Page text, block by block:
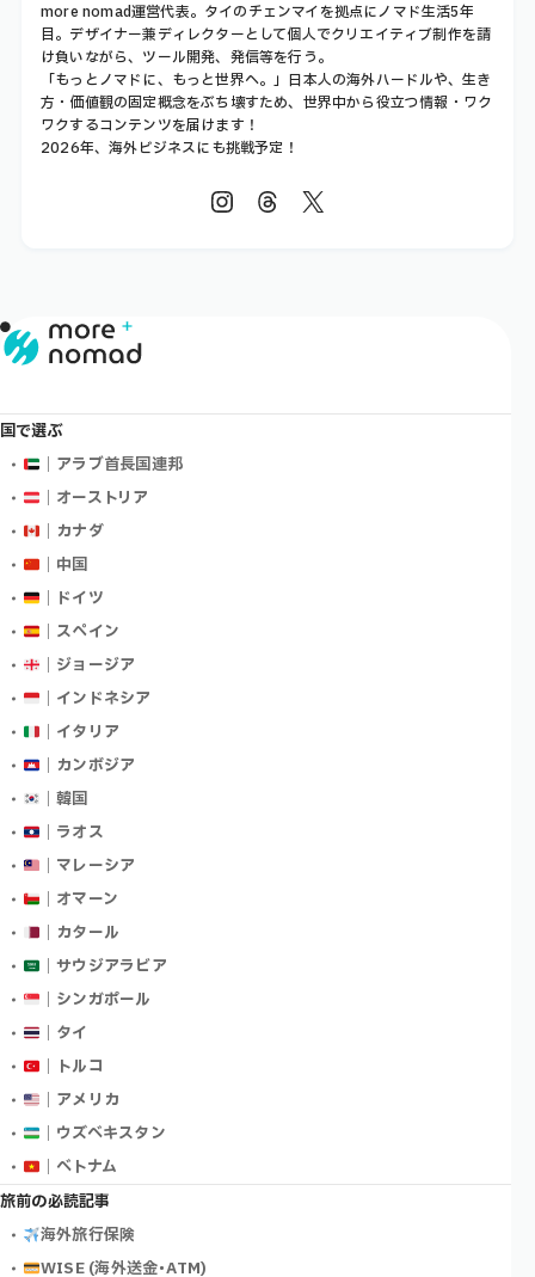
more nomad運営代表。タイのチェンマイを拠点にノマド生活5年
目。デザイナー兼ディレクターとして個人でクリエイティブ制作を請
け負いながら、ツール開発、発信等を行う。
「もっとノマドに、もっと世界へ。」日本人の海外ハードルや、生き
方・価値観の固定概念をぶち壊すため、世界中から役立つ情報・ワク
ワクするコンテンツを届けます！
2026年、海外ビジネスにも挑戦予定！
国で選ぶ
｜アラブ首長国連邦
｜オーストリア
｜カナダ
｜中国
｜ドイツ
｜スペイン
｜ジョージア
｜インドネシア
｜イタリア
｜カンボジア
｜韓国
｜ラオス
｜マレーシア
｜オマーン
｜カタール
｜サウジアラビア
｜シンガポール
｜タイ
｜トルコ
｜アメリカ
｜ウズベキスタン
｜ベトナム
旅前の必読記事
海外旅行保険
WISE (海外送金･ATM)